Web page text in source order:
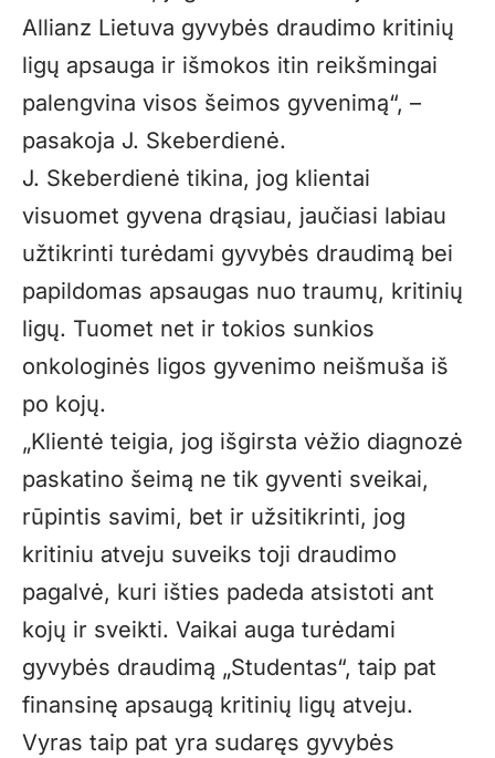
Allianz Lietuva gyvybės draudimo kritinių
ligų apsauga ir išmokos itin reikšmingai
palengvina visos šeimos gyvenimą“, –
pasakoja J. Skeberdienė.
J. Skeberdienė tikina, jog klientai
visuomet gyvena drąsiau, jaučiasi labiau
užtikrinti turėdami gyvybės draudimą bei
papildomas apsaugas nuo traumų, kritinių
ligų. Tuomet net ir tokios sunkios
onkologinės ligos gyvenimo neišmuša iš
po kojų.
„Klientė teigia, jog išgirsta vėžio diagnozė
paskatino šeimą ne tik gyventi sveikai,
rūpintis savimi, bet ir užsitikrinti, jog
kritiniu atveju suveiks toji draudimo
pagalvė, kuri išties padeda atsistoti ant
kojų ir sveikti. Vaikai auga turėdami
gyvybės draudimą „Studentas“, taip pat
finansinę apsaugą kritinių ligų atveju.
Vyras taip pat yra sudaręs gyvybės